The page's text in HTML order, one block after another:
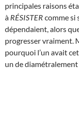
principales raisons
à RÉSISTER comme si
dépendaient, alors
progresser vraiment.
pourquoi l’un avait
un de diamétralement